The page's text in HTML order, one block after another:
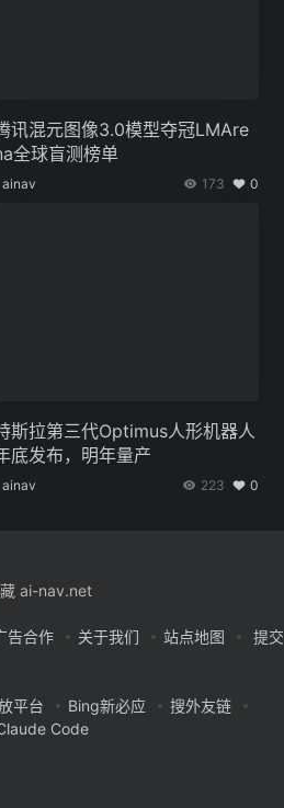
讯混元图像3.0模型夺冠LMAre
全球盲测榜单
ainav 173 0
斯拉第三代Optimus人形机器人
底发布，明年量产
ainav 223 0
ai-nav.net
告合作 关于我们 站点地图
提交
平台 Bing新必应
搜外友链
Code